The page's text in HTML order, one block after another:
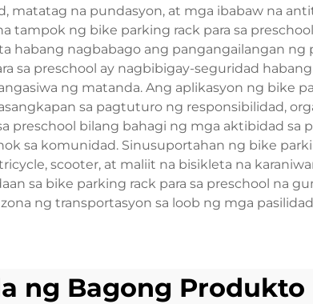
matatag na pundasyon, at mga ibabaw na
tampok ng bike parking rack para sa
habang nagbabago ang pangangailangan ng
sa preschool ay nagbibigay-seguridad
ng matanda. Ang aplikasyon ng bike
sa pagtuturo ng responsibilidad,
bilang bahagi ng mga aktibidad sa
sa komunidad. Sinusuportahan ng bike
scooter, at maliit na bisikleta na
sa bike parking rack para sa preschool na
ng transportasyon sa loob ng mga
ng Bagong Produkto